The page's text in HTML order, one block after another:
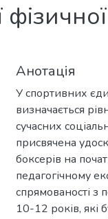
Анотація
У спортивних
визначається
сучасних
присвячена
боксерів на
педагогічному
спрямованості
10-12 років, які